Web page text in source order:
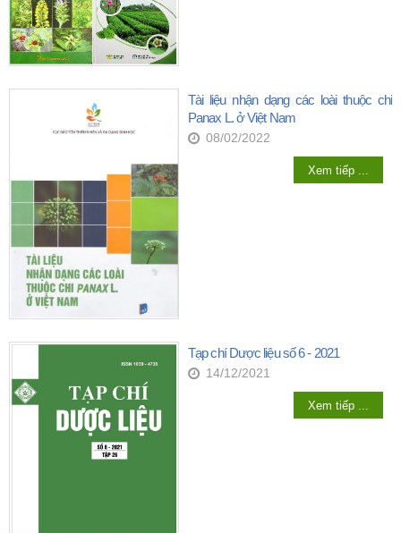
Tài liệu nhận dạng các loài thuộc chi
Panax L. ở Việt Nam
08/02/2022
Xem tiếp ...
Tạp chí Dược liệu số 6 - 2021
14/12/2021
Xem tiếp ...